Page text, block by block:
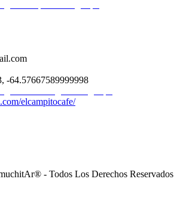
-64.57667589999998
elcampitocafe/
- Todos Los Derechos Reservados